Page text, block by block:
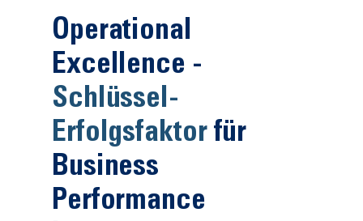
Operational
Excellence -
Schlüssel-
Erfolgsfaktorfür
Business
Performance